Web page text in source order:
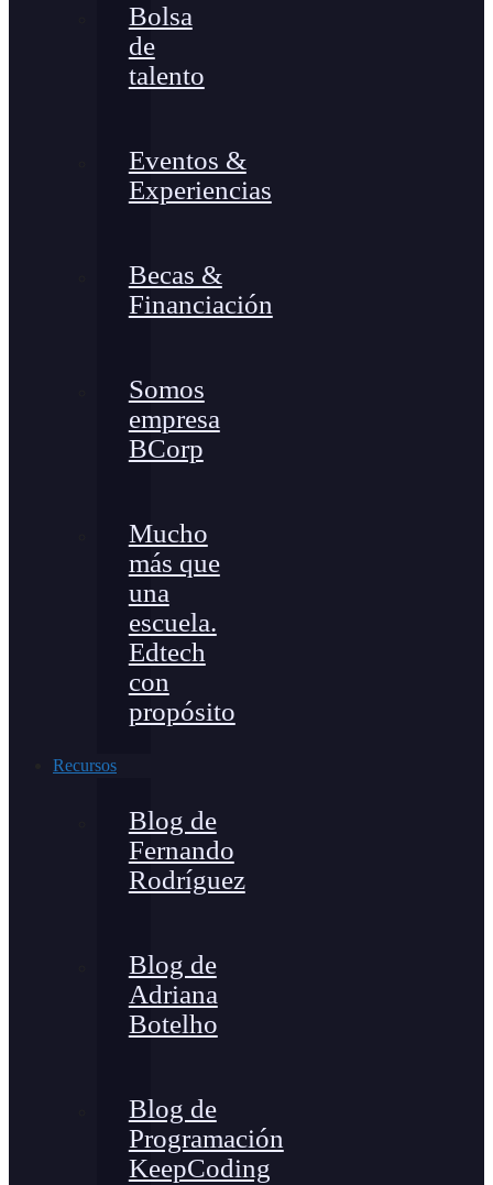
Bolsa
de
talento
Eventos &
Experiencias
Becas &
Financiación
Somos
empresa
BCorp
Mucho
más que
una
escuela.
Edtech
con
propósito
Recursos
Blog de
Fernando
Rodríguez
Blog de
Adriana
Botelho
Blog de
Programación
KeepCoding